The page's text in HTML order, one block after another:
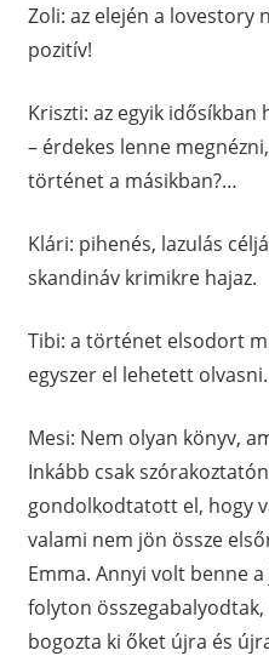
Zoli: az elején a lovestory
pozitív!
Kriszti: az egyik
– érdekes lenne
történet a másikban?…
Klári: pihenés, lazulás
skandináv krimikre hajaz.
Tibi: a történet elsodort
egyszer el lehetett olvasni.
Mesi: Nem olyan könyv,
Inkább csak
gondolkodtatott el, hogy
valami nem jön össze
Emma. Annyi volt benne
folyton
bogozta ki őket újra és